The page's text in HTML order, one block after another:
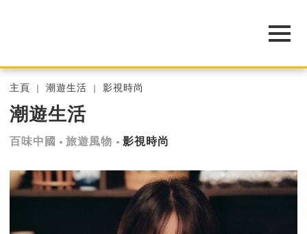
主頁 潮遊生活 影視時尚
潮遊生活
百味中國 旅遊風物 影視時尚